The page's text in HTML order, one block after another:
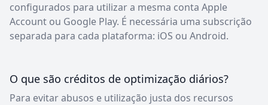
configurados para utilizar a mesma conta Apple
Account ou Google Play. É necessária uma subscrição
separada para cada plataforma: iOS ou Android.
O que são créditos de optimização diários?
Para evitar abusos e utilização justa dos recursos